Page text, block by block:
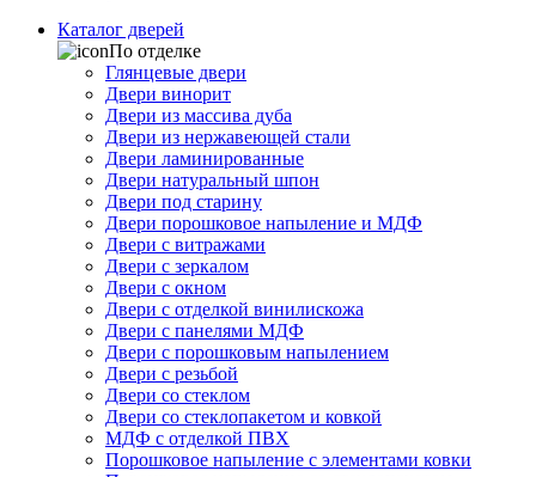
Каталог дверей
По отделке
Глянцевые двери
Двери винорит
Двери из массива дуба
Двери из нержавеющей стали
Двери ламинированные
Двери натуральный шпон
Двери под старину
Двери порошковое напыление и МДФ
Двери с витражами
Двери с зеркалом
Двери с окном
Двери с отделкой винилискожа
Двери с панелями МДФ
Двери с порошковым напылением
Двери с резьбой
Двери со стеклом
Двери со стеклопакетом и ковкой
МДФ с отделкой ПВХ
Порошковое напыление с элементами ковки